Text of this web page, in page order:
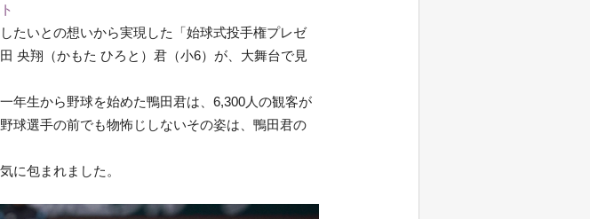
たいとの想いから実現した「始球式投手権プレゼ
央翔（かもた ひろと）君（小6）が、大舞台で見
年生から野球を始めた鴨田君は、6,300人の観客が
球選手の前でも物怖じしないその姿は、鴨田君の
に包まれました。